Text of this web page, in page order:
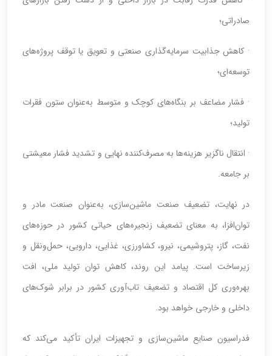
صادراتی؛
· کاهش جذابیت سرمایه‌گذاری صنعتی و تعویق یا توقف پروژه‌های
توسعه‌ای؛
· فشار مضاعف بر بنگاه‌های کوچک و متوسط به‌عنوان ستون فقرات
تولید؛
· انتقال ناگزیر هزینه‌ها به مصرف‌کننده نهایی و تشدید فشار معیشتی
بر جامعه.
در نهایت، تضعیف صنعت ماشین‌سازی، به‌عنوان صنعت مادر و
توان‌افزا، به معنای تضعیف زنجیره‌های حیاتی کشور در حوزه‌های
نفت، گاز، پتروشیمی، نیرو، کشاورزی، غذایی، دارویی، حمل‌ونقل و
زیرساخت است. پیامد این روند، کاهش توان تولید ملی، افت
بهره‌وری کل اقتصاد و تضعیف تاب‌آوری کشور در برابر شوک‌های
داخلی و خارجی خواهد بود.
فدراسیون صنایع ماشین‌سازی و تجهیزات ایران تأکید می‌کند که